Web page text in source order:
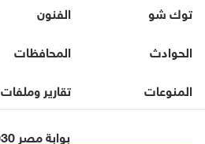
توك شو
الفنون
الحوادث
المحافظات
المنوعات
تقارير وملفات
بوابة مصر 2030